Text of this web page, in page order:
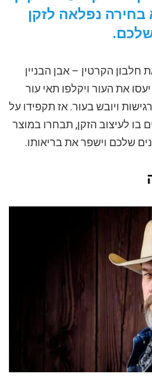
בחירה נפלאה לזקן
הקרטין – אבן הבניין
את העור ויקלפו תאי עור
ויובש בעור. אז תקפידו על
לעיצוב הזקן, תבחרו במוצר
שלכם וישפר את בריאותו.